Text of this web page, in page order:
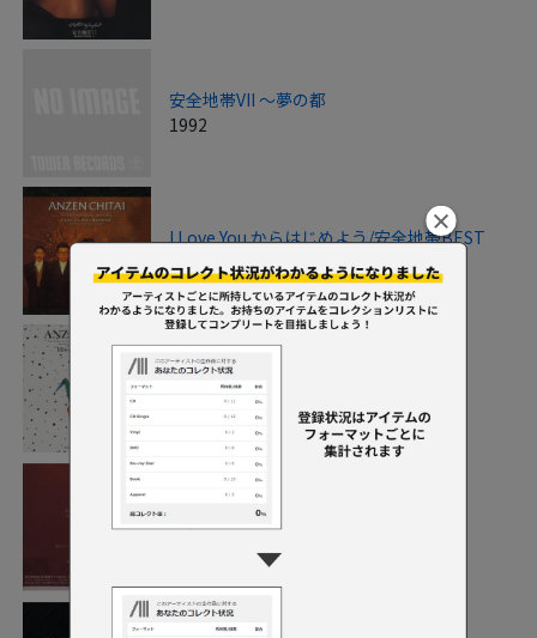
安全地帯VII ～夢の都
1992
I Love You からはじめよう/安全地帯BEST
1993
ひとりぼっちのエール 安全地帯BEST2
安全地帯・谷村新司
1994